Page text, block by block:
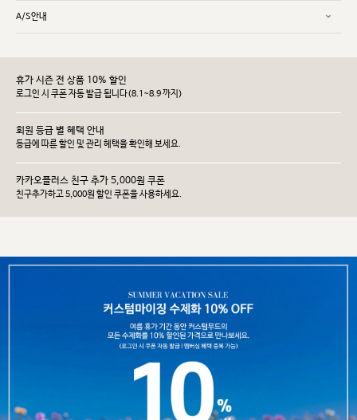
A/S안내
휴가 시즌 전 상품 10% 할인
로그인 시 쿠폰 자동 발급 됩니다(8.1~8.9 까지)
회원 등급 별 혜택 안내
등급에 따른 할인 및 관리 헤택을 확인해 보세요.
카카오플러스 친구 추가 5,000원 쿠폰
친구추가하고 5,000원 할인 쿠폰을 사용하세요.